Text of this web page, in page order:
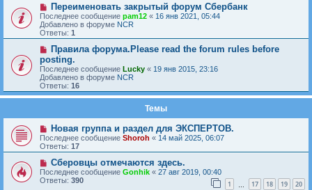
Переименовать закрытый форум Сбербанк
Последнее сообщение pam12 « 16 янв 2021, 05:44
Добавлено в форуме NCR
Ответы: 1
Правила форума.Please read the forum rules before
posting.
Последнее сообщение Lucky « 19 янв 2015, 23:16
Добавлено в форуме NCR
Ответы: 16
Темы
Новая группа и раздел для ЭКСПЕРТОВ.
Последнее сообщение Shoroh « 14 май 2025, 06:07
Ответы: 17
Сберовцы отмечаются здесь.
Последнее сообщение Gonhik « 27 авг 2019, 00:40
Ответы: 390 1 17 18 19 20